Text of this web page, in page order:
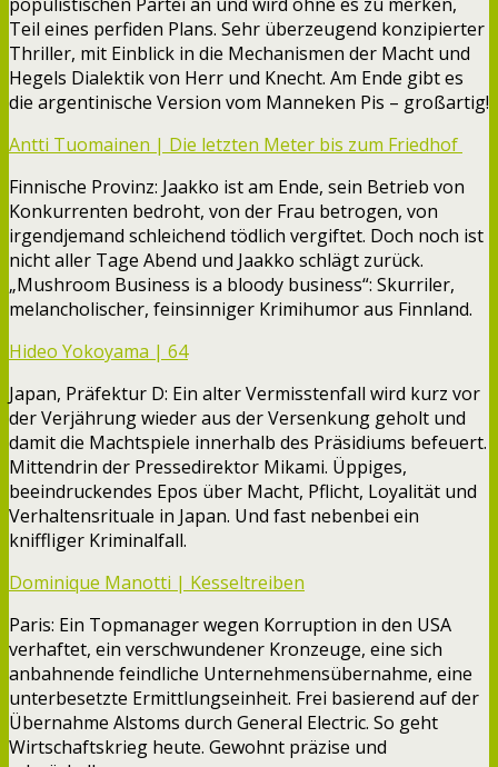
Teil eines perfiden Plans. Sehr überzeugend konzipierter
Thriller, mit Einblick in die Mechanismen der Macht und
Hegels Dialektik von Herr und Knecht. Am Ende gibt es
die argentinische Version vom Manneken Pis – großartig!
Antti Tuomainen | Die letzten Meter bis zum Friedhof
Finnische Provinz: Jaakko ist am Ende, sein Betrieb von
Konkurrenten bedroht, von der Frau betrogen, von
irgendjemand schleichend tödlich vergiftet. Doch noch ist
nicht aller Tage Abend und Jaakko schlägt zurück.
„Mushroom Business is a bloody business“: Skurriler,
melancholischer, feinsinniger Krimihumor aus Finnland.
Hideo Yokoyama | 64
Japan, Präfektur D: Ein alter Vermisstenfall wird kurz vor
der Verjährung wieder aus der Versenkung geholt und
damit die Machtspiele innerhalb des Präsidiums befeuert.
Mittendrin der Pressedirektor Mikami. Üppiges,
beeindruckendes Epos über Macht, Pflicht, Loyalität und
Verhaltensrituale in Japan. Und fast nebenbei ein
kniffliger Kriminalfall.
Dominique Manotti | Kesseltreiben
Paris: Ein Topmanager wegen Korruption in den USA
verhaftet, ein verschwundener Kronzeuge, eine sich
anbahnende feindliche Unternehmensübernahme, eine
unterbesetzte Ermittlungseinheit. Frei basierend auf der
Übernahme Alstoms durch General Electric. So geht
Wirtschaftskrieg heute. Gewohnt präzise und